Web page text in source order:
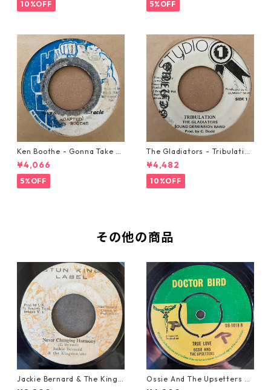
10%OFF 5%OFF
Ken Boothe - Gonna Take A
Miracle【7-21362】
¥4,066
5%OFF
The Gladiators - Tribulation
【7-21365】
¥4,482
10%OFF
その他の商品
Jackie Bernard & The Kings
tonians - Never Changing H
Ossie And The Upsetters -
True Love【7-22000】